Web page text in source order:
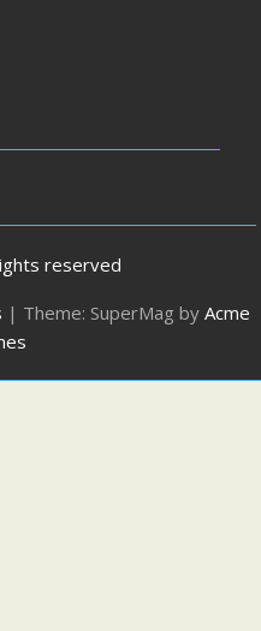
reserved
| Theme: SuperMag by Acme